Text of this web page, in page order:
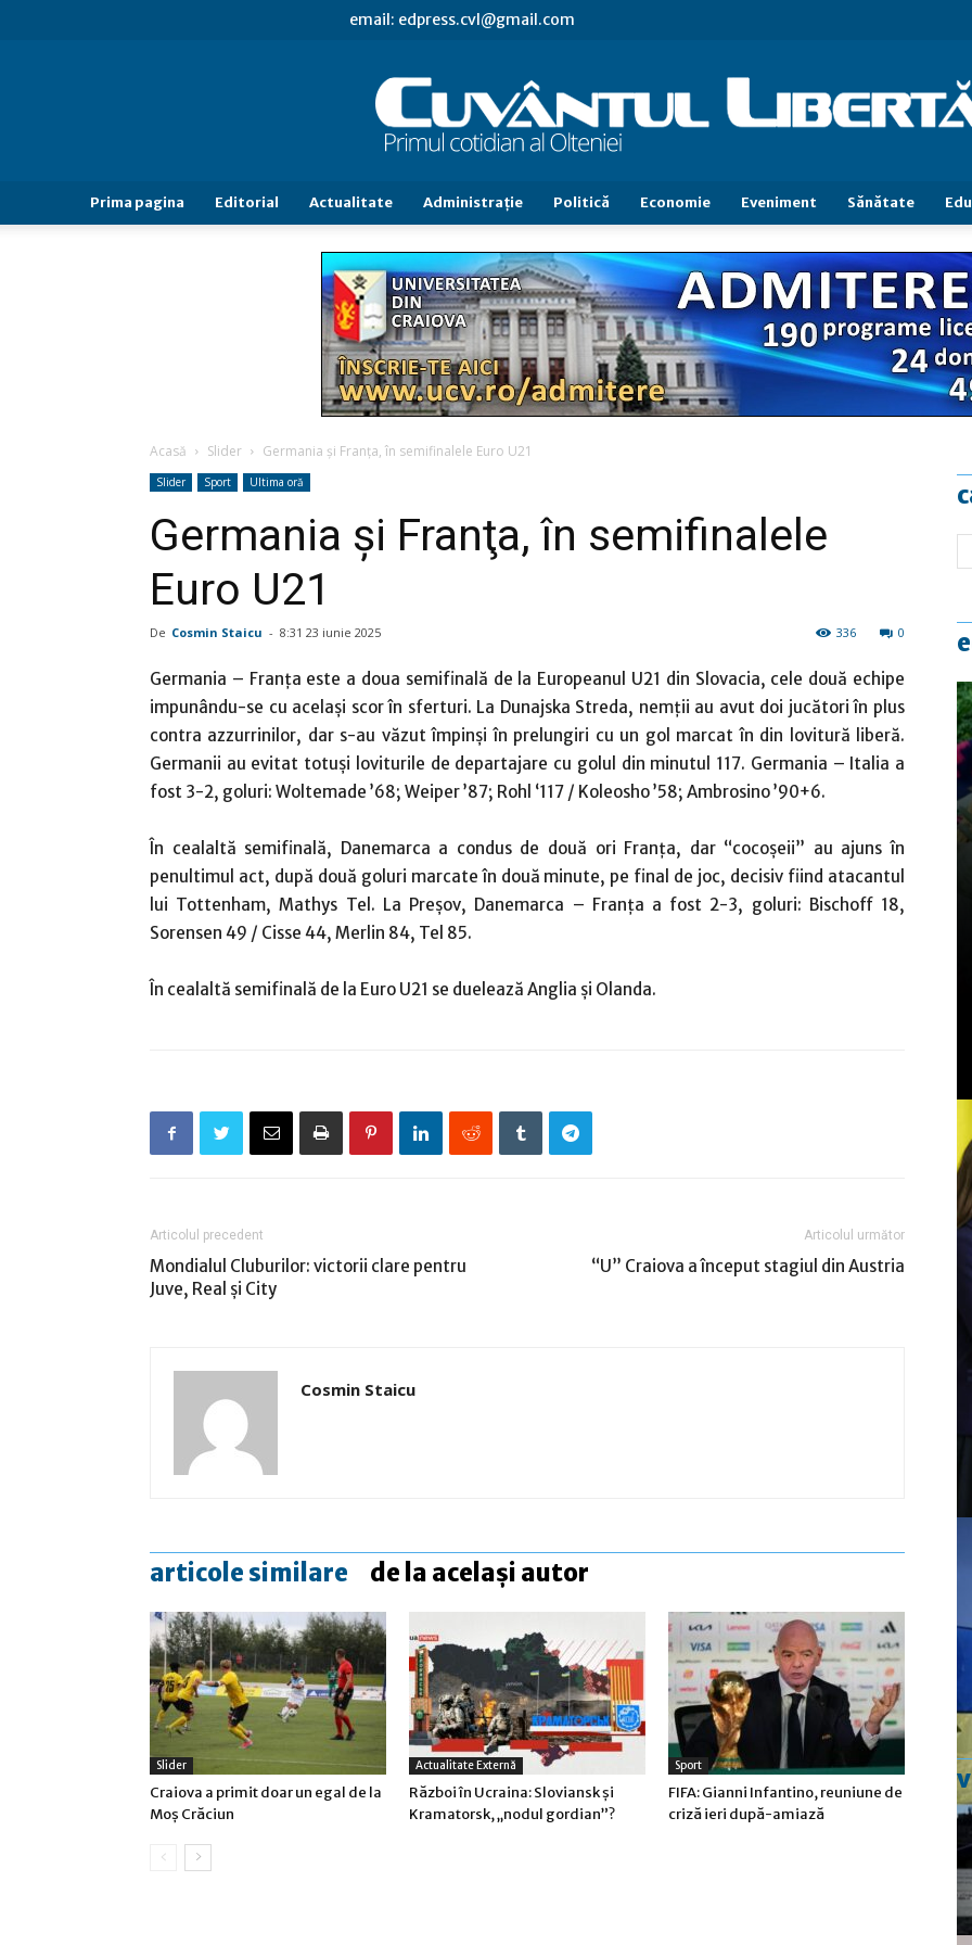
email: edpress.cvl@gmail.com
Cuvântul
Libertăţii
Prima pagina Editorial Actualitate Administraţie Politică Economie Eveniment Sănătate
Acasă Slider Germania şi Franţa, în semifinalele Euro U21
Slider Sport Ultima oră
Germania şi Franţa, în semifinalele
Euro U21
De Cosmin Staicu - 8:31 23 iunie 2025 0
336
Germania – Franţa este a doua semifinală de la Europeanul U21 din Slovacia, cele două echipe
impunându-se cu acelaşi scor în sferturi. La Dunajska Streda, nemţii au avut doi jucători în plus
contra azzurrinilor, dar s-au văzut împinşi în prelungiri cu un gol marcat în din lovitură liberă.
Germanii au evitat totuşi loviturile de departajare cu golul din minutul 117. Germania – Italia a
fost 3-2, goluri: Woltemade ’68; Weiper ’87; Rohl ‘117 / Koleosho ’58; Ambrosino ’90+6.
În cealaltă semifinală, Danemarca a condus de două ori Franţa, dar “cocoşeii” au ajuns în
penultimul act, după două goluri marcate în două minute, pe final de joc, decisiv fiind atacantul
lui Tottenham, Mathys Tel. La Preşov, Danemarca – Franţa a fost 2-3, goluri: Bischoff 18,
Sorensen 49 / Cisse 44, Merlin 84, Tel 85.
În cealaltă semifinală de la Euro U21 se duelează Anglia şi Olanda.
Articolul precedent
Mondialul Cluburilor: victorii clare pentru
Juve, Real şi City
Articolul următor
“U” Craiova a început stagiul din Austria
Cosmin Staicu
articole similare de la același autor
Slider
Craiova a primit doar un egal de la
Moş Crăciun
Actualitate Externă
Război în Ucraina: Sloviansk şi
Kramatorsk, „nodul gordian”?
Sport
FIFA: Gianni Infantino, reuniune de
criză ieri după-amiază